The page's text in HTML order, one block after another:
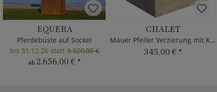
EQUERA
Pferdebüste auf Sockel
bis 31.12.26 statt3.320,00 €
ab2.656,00 € *
CHALET
Mauer Pfeiler Verzierung mit Kugel
345,00 € *